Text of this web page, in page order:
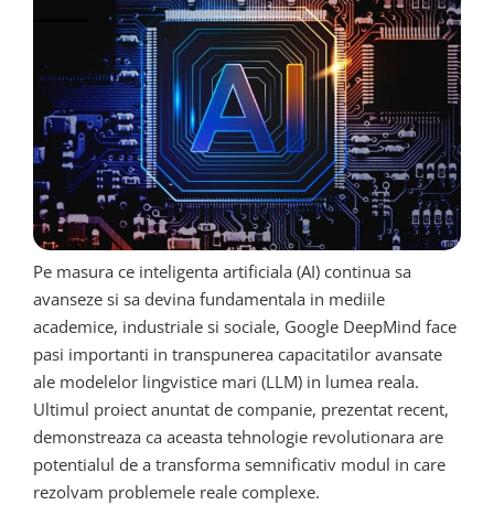
Pe masura ce inteligenta artificiala (AI) continua sa
avanseze si sa devina fundamentala in mediile
academice, industriale si sociale, Google DeepMind face
pasi importanti in transpunerea capacitatilor avansate
ale modelelor lingvistice mari (LLM) in lumea reala.
Ultimul proiect anuntat de companie, prezentat recent,
demonstreaza ca aceasta tehnologie revolutionara are
potentialul de a transforma semnificativ modul in care
rezolvam problemele reale complexe.